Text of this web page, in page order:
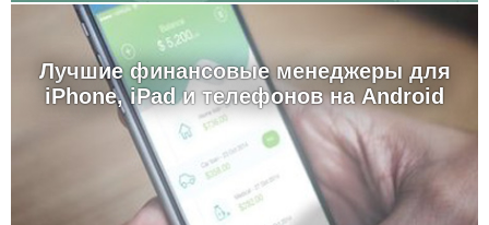
Лучшие финансовые менеджеры для
iPhone, iPad и телефонов на Android